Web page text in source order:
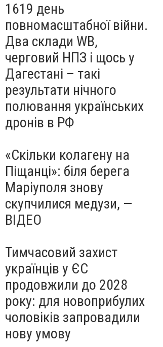
1619 день
повномасштабної війни.
Два склади WB,
черговий НПЗ і щось у
Дагестані – такі
результати нічного
полювання українських
дронів в РФ
«Скільки колагену на
Піщанці»: біля берега
Маріуполя знову
скупчилися медузи, —
ВІДЕО
Тимчасовий захист
українців у ЄС
продовжили до 2028
року: для новоприбулих
чоловіків запровадили
нову умову